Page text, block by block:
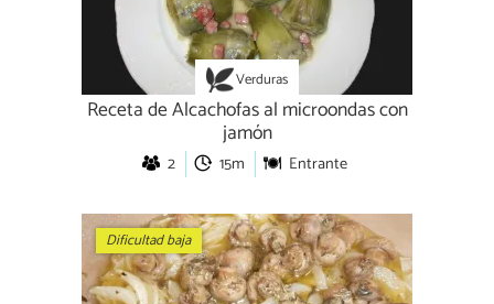
Verduras
Receta de Alcachofas al microondas con
jamón
2 15m Entrante
Dificultad baja